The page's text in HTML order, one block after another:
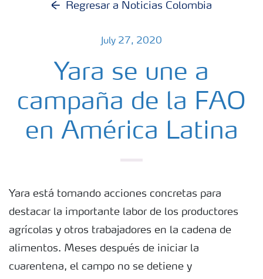
Regresar a Noticias Colombia
July 27, 2020
Yara se une a
campaña de la FAO
en América Latina
Yara está tomando acciones concretas para
destacar la importante labor de los productores
agrícolas y otros trabajadores en la cadena de
alimentos. Meses después de iniciar la
cuarentena, el campo no se detiene y